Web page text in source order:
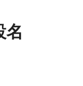
名